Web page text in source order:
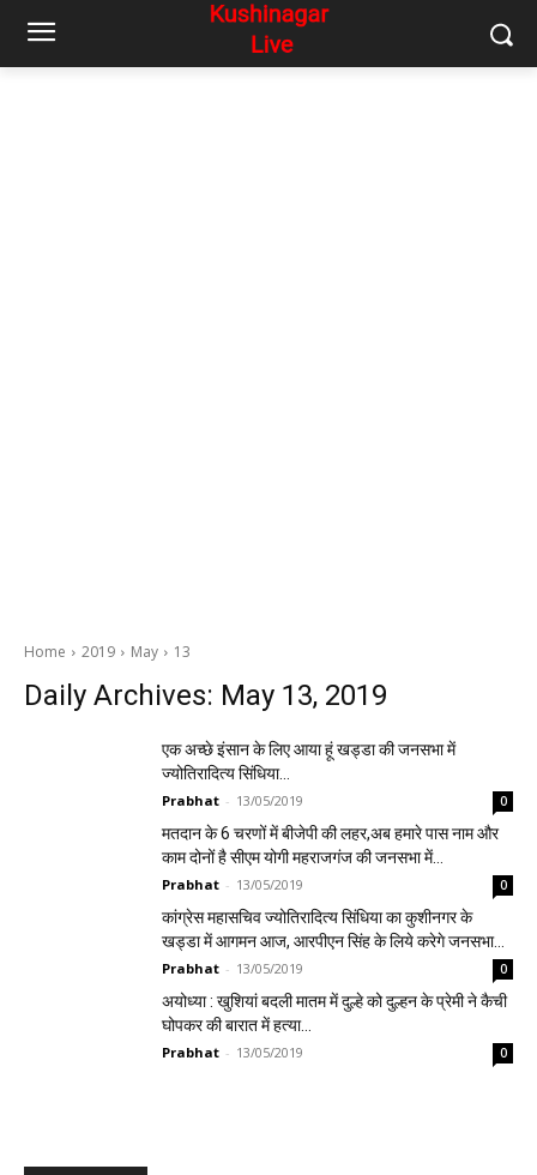
Home 2019 May 13
Daily Archives: May 13, 2019
एक अच्छे इंसान के लिए आया हूं खड्डा की जनसभा में
ज्योतिरादित्य सिंधिया…
Prabhat - 13/05/2019 0
मतदान के 6 चरणों में बीजेपी की लहर,अब हमारे पास नाम और
काम दोनों है सीएम योगी महराजगंज की जनसभा में…
Prabhat - 13/05/2019 0
कांग्रेस महासचिव ज्योतिरादित्य सिंधिया का कुशीनगर के
खड्डा में आगमन आज, आरपीएन सिंह के लिये करेगे जनसभा…
Prabhat - 13/05/2019 0
अयोध्या : खुशियां बदली मातम में दुल्हे को दुल्हन के प्रेमी ने कैची
घोपकर की बारात में हत्या…
Prabhat - 13/05/2019 0